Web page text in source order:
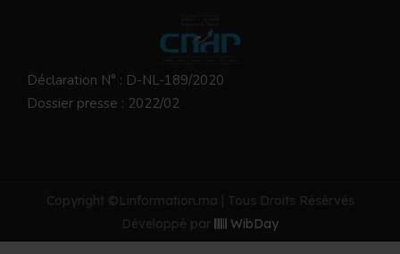
Déclaration N° : D-NL-189/2020
Dossier presse : 2022/02
Copyright ©Linformation.ma | Tous Droits Résérvés
Développé par
WibDay